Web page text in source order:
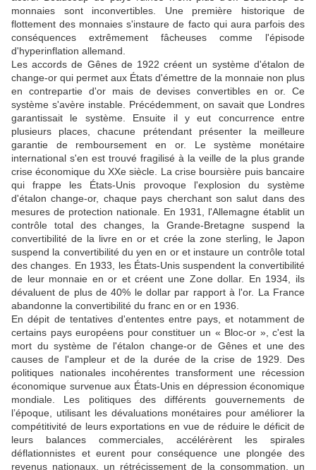
monnaies sont inconvertibles. Une première historique de
flottement des monnaies s'instaure de facto qui aura parfois des
conséquences extrêmement fâcheuses comme l'épisode
d'hyperinflation allemand.
Les accords de Gênes de 1922 créent un système d'étalon de
change-or qui permet aux États d'émettre de la monnaie non plus
en contrepartie d'or mais de devises convertibles en or. Ce
système s'avère instable. Précédemment, on savait que Londres
garantissait le système. Ensuite il y eut concurrence entre
plusieurs places, chacune prétendant présenter la meilleure
garantie de remboursement en or. Le système monétaire
international s'en est trouvé fragilisé à la veille de la plus grande
crise économique du XXe siècle. La crise boursière puis bancaire
qui frappe les États-Unis provoque l'explosion du système
d'étalon change-or, chaque pays cherchant son salut dans des
mesures de protection nationale. En 1931, l'Allemagne établit un
contrôle total des changes, la Grande-Bretagne suspend la
convertibilité de la livre en or et crée la zone sterling, le Japon
suspend la convertibilité du yen en or et instaure un contrôle total
des changes. En 1933, les États-Unis suspendent la convertibilité
de leur monnaie en or et créent une Zone dollar. En 1934, ils
dévaluent de plus de 40% le dollar par rapport à l'or. La France
abandonne la convertibilité du franc en or en 1936.
En dépit de tentatives d'ententes entre pays, et notamment de
certains pays européens pour constituer un « Bloc-or », c'est la
mort du système de l'étalon change-or de Gênes et une des
causes de l'ampleur et de la durée de la crise de 1929. Des
politiques nationales incohérentes transforment une récession
économique survenue aux États-Unis en dépression économique
mondiale. Les politiques des différents gouvernements de
l’époque, utilisant les dévaluations monétaires pour améliorer la
compétitivité de leurs exportations en vue de réduire le déficit de
leurs balances commerciales, accélérèrent les spirales
déflationnistes et eurent pour conséquence une plongée des
revenus nationaux, un rétrécissement de la consommation, un